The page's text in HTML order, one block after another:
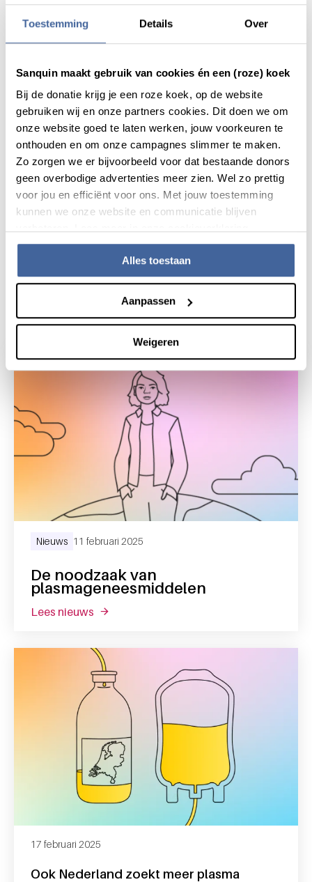
Toestemming Details Over
Sanquin maakt gebruik van cookies én een (roze) koek
Bij de donatie krijg je een roze koek, op de website
gebruiken wij en onze partners cookies. Dit doen we om
onze website goed te laten werken, jouw voorkeuren te
onthouden en om onze campagnes slimmer te maken.
Zo zorgen we er bijvoorbeeld voor dat bestaande donors
geen overbodige advertenties meer zien. Wel zo prettig
voor jou en efficiënt voor ons. Met jouw toestemming
kunnen we onze website en communicatie blijven
Alles toestaan
Aanpassen
Weigeren
Plasmamedicijnen vaker ingezet
Plasmadonaties houden de vraag niet bij
Europese samenwerking voor plasma
Ook Nederland zoekt meer plasma
Deel dit bericht via:
Actueel
De noodzaak van
plasmageneesmiddelen
Nieuws 11 februari 2025
lees nieuws over de noodzaak van
Ook Nederland zoekt meer plasma
17 februari 2025